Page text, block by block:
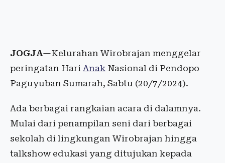
JOGJA—Kelurahan Wirobrajan menggelar
peringatan Hari Anak Nasional di Pendopo
Paguyuban Sumarah, Sabtu (20/7/2024).
Ada berbagai rangkaian acara di dalamnya.
Mulai dari penampilan seni dari berbagai
sekolah di lingkungan Wirobrajan hingga
talkshow edukasi yang ditujukan kepada